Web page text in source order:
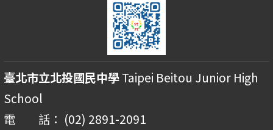
臺北市立北投國民中學Taipei Beitou Junior High
School
電 話： (02) 2891-2091